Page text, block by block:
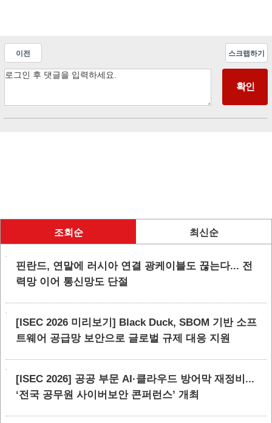
이전 스크랩하기
조회순 최신순
핀란드, 연말에 러시아 연결 광케이블도 끊는다... 전
력망 이어 통신망도 단절
[ISEC 2026 미리보기] Black Duck, SBOM 기반 소프
트웨어 공급망 보안으로 글로벌 규제 대응 지원
[ISEC 2026] 공공 부문 AI·클라우드 방어막 재정비...
‘전국 공무원 사이버보안 콘퍼런스’ 개최